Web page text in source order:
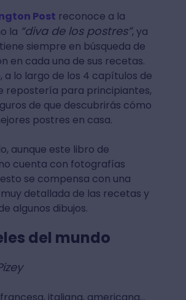
Post reconoce a la
la “diva de los postres”, ya
siempre en búsqueda de
en cada una de sus recetas.
a lo largo de los 4 capítulos de
repostería para principiantes,
de que descubrirás cómo
postres en casa.
aunque este libro de
cuenta con fotografías
se compensa con una
detallada de las recetas y
algunos dibujos.
del mundo
italiana, americana...